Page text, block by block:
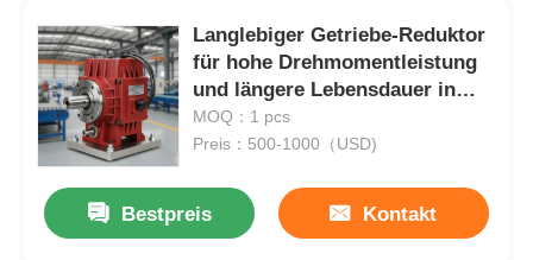
Langlebiger Getriebe-Reduktor
für hohe Drehmomentleistung
und längere Lebensdauer in
Anwendungen der industriellen
Automatisierung
MOQ：1 pcs
Preis：500-1000（USD)
Bestpreis Kontakt